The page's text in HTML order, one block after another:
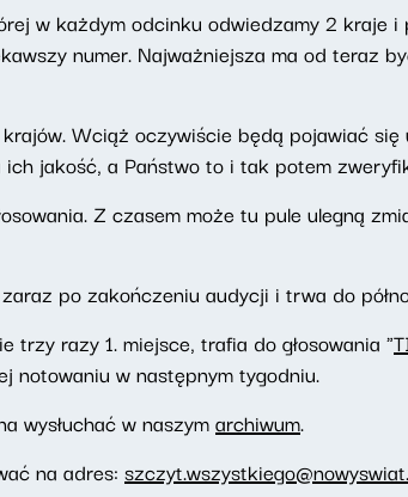
w każdym odcinku odwiedzamy 2 kraje i
numer. Najważniejsza ma od teraz
Wciąż oczywiście będą pojawiać
jakość, a Państwo to i tak potem
Z czasem może tu pule ulegną
po zakończeniu audycji i trwa do
razy 1. miejsce, trafia do głosowania "
notowaniu w następnym tygodniu.
wysłuchać w naszymarchiwum.
na adres: